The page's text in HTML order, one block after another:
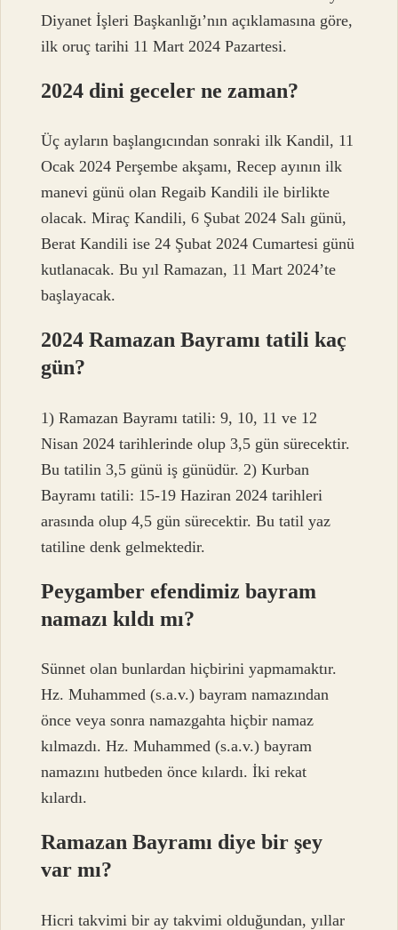
Diyanet İşleri Başkanlığı’nın açıklamasına göre,
ilk oruç tarihi 11 Mart 2024 Pazartesi.
2024 dini geceler ne zaman?
Üç ayların başlangıcından sonraki ilk Kandil, 11
Ocak 2024 Perşembe akşamı, Recep ayının ilk
manevi günü olan Regaib Kandili ile birlikte
olacak. Miraç Kandili, 6 Şubat 2024 Salı günü,
Berat Kandili ise 24 Şubat 2024 Cumartesi günü
kutlanacak. Bu yıl Ramazan, 11 Mart 2024’te
başlayacak.
2024 Ramazan Bayramı tatili kaç
gün?
1) Ramazan Bayramı tatili: 9, 10, 11 ve 12
Nisan 2024 tarihlerinde olup 3,5 gün sürecektir.
Bu tatilin 3,5 günü iş günüdür. 2) Kurban
Bayramı tatili: 15-19 Haziran 2024 tarihleri ​​
arasında olup 4,5 gün sürecektir. Bu tatil yaz
tatiline denk gelmektedir.
Peygamber efendimiz bayram
namazı kıldı mı?
Sünnet olan bunlardan hiçbirini yapmamaktır.
Hz. Muhammed (s.a.v.) bayram namazından
önce veya sonra namazgahta hiçbir namaz
kılmazdı. Hz. Muhammed (s.a.v.) bayram
namazını hutbeden önce kılardı. İki rekat
kılardı.
Ramazan Bayramı diye bir şey
var mı?
Hicri takvimi bir ay takvimi olduğundan, yıllar